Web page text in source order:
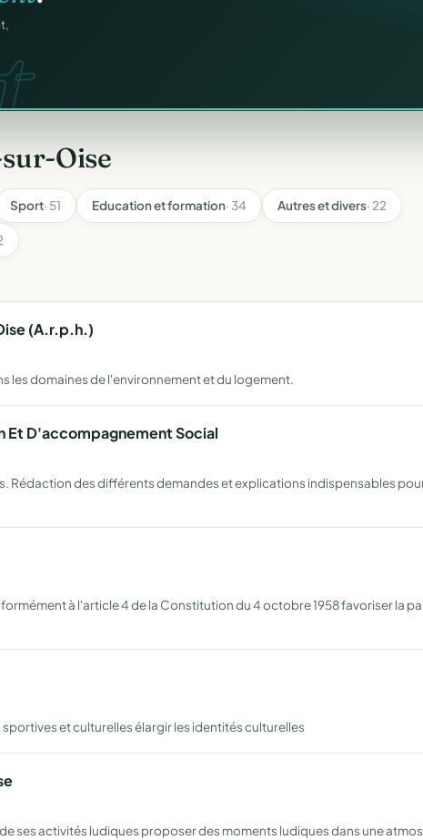
Oise
Sport· 51 Education et formation· 34 Autres et divers· 22
(A.r.p.h.)
les domaines de l'environnement et du logement.
Et D'accompagnement Social
Rédaction des différents demandes et explications indispensables
à l'article 4 de la Constitution du 4 octobre 1958 favoriser la
et culturelles élargir les identités culturelles
ses activités ludiques proposer des moments ludiques dans une